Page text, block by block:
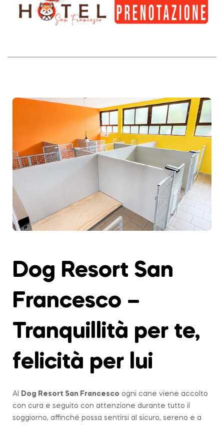
Dog Resort San
Francesco –
Tranquillità per te,
felicità per lui
Al Dog Resort San Francesco ogni cane viene accolto
con cura e seguito con attenzione durante tutto il
soggiorno, affinché possa sentirsi al sicuro, sereno e a